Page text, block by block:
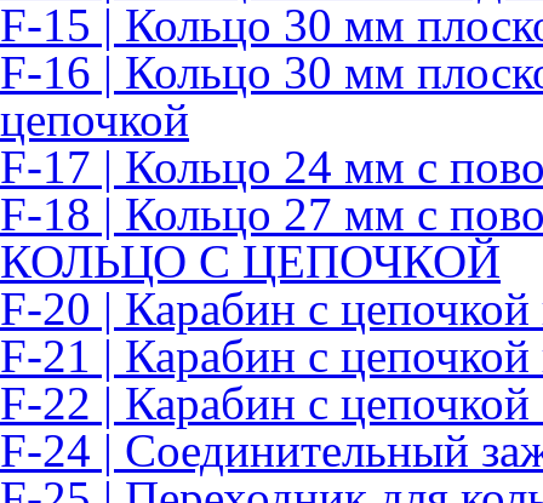
F-15 | Кольцо 30 мм
F-16 | Кольцо 30 мм
цепочкой
F-17 | Кольцо 24 мм с
F-18 | Кольцо 27 мм с
КОЛЬЦО С ЦЕПОЧКОЙ
F-20 | Карабин с цепочкой
F-21 | Карабин с цепочкой
F-22 | Карабин с цепочкой
F-24 | Соединительный